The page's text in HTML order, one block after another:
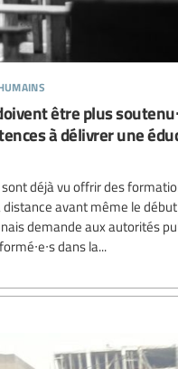
être plus
à délivrer une
sont déjà vu offrir des
avant même le début
demande aux autorités
dans la...